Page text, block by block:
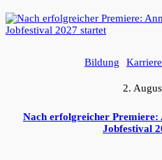
Bildung Karriere
2.
Nach erfolgreicher
Jobfestival